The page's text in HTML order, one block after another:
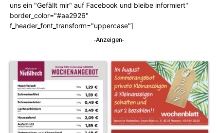
uns ein "Gefällt mir" auf Facebook und bleibe informiert"
border_color="#aa2926"
f_header_font_transform="uppercase"]
-Anzeigen-